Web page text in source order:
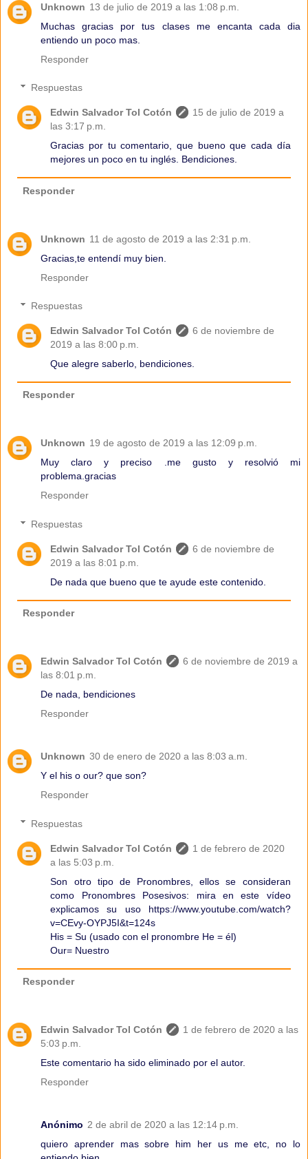
Unknown 13 de julio de 2019 a las 1:08 p.m.
Muchas gracias por tus clases me encanta cada dia
entiendo un poco mas.
Responder
Respuestas
Edwin Salvador Tol Cotón
15 de julio de 2019 a
las 3:17 p.m.
Gracias por tu comentario, que bueno que cada día
mejores un poco en tu inglés. Bendiciones.
Responder
Unknown 11 de agosto de 2019 a las 2:31 p.m.
Gracias,te entendí muy bien.
Responder
Respuestas
Edwin Salvador Tol Cotón
6 de noviembre de
2019 a las 8:00 p.m.
Que alegre saberlo, bendiciones.
Responder
Unknown 19 de agosto de 2019 a las 12:09 p.m.
Muy claro y preciso .me gusto y resolvió mi
problema.gracias
Responder
Respuestas
Edwin Salvador Tol Cotón
6 de noviembre de
2019 a las 8:01 p.m.
De nada que bueno que te ayude este contenido.
Responder
Edwin Salvador Tol Cotón
6 de noviembre de 2019 a
las 8:01 p.m.
De nada, bendiciones
Responder
Unknown 30 de enero de 2020 a las 8:03 a.m.
Y el his o our? que son?
Responder
Respuestas
Edwin Salvador Tol Cotón
1 de febrero de 2020
a las 5:03 p.m.
Son otro tipo de Pronombres, ellos se consideran
como Pronombres Posesivos: mira en este vídeo
explicamos su uso https://www.youtube.com/watch?
v=CEvy-OYPJ5I&t=124s
His = Su (usado con el pronombre He = él)
Our= Nuestro
Responder
Edwin Salvador Tol Cotón
1 de febrero de 2020 a las
5:03 p.m.
Este comentario ha sido eliminado por el autor.
Responder
Anónimo 2 de abril de 2020 a las 12:14 p.m.
quiero aprender mas sobre him her us me etc, no lo